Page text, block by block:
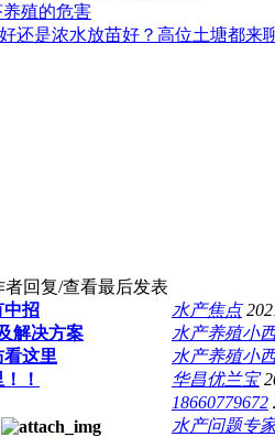
殖的危害
还是浓水放苗好？高位土塘都来
者回复/查看最后发表
中招
水产焦点
解决方案
水产养殖小
这里
水产养殖小
！
华昌优兰宝
18660779672
水产问题专